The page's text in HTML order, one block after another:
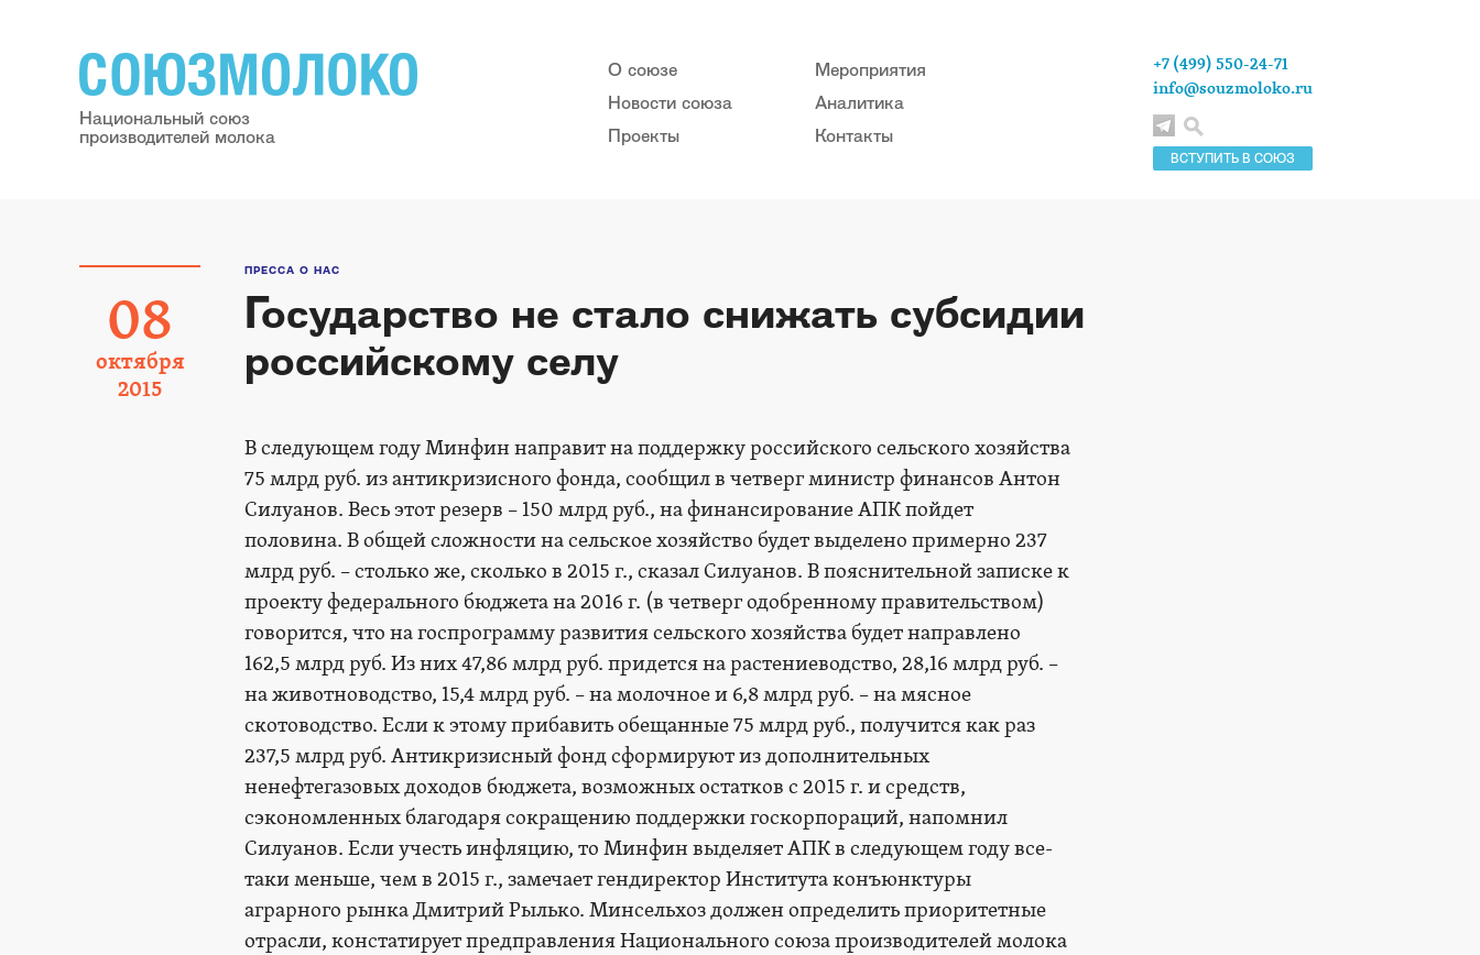
Национальный союз
производителей молока
О союзе
Новости союза
Проекты
Мероприятия
Аналитика
Контакты
ВСТУПИТЬ В СОЮЗ
+7 (499) 550-24-71
info@souzmoloko.ru
08
октября
2015
ПРЕССА О НАС
Государство не стало снижать субсидии
российскому селу
В следующем году Минфин направит на поддержку российского сельского хозяйства
75 млрд руб. из антикризисного фонда, сообщил в четверг министр финансов Антон
Силуанов. Весь этот резерв – 150 млрд руб., на финансирование АПК пойдет
половина. В общей сложности на сельское хозяйство будет выделено примерно 237
млрд руб. – столько же, сколько в 2015 г., сказал Силуанов. В пояснительной записке к
проекту федерального бюджета на 2016 г. (в четверг одобренному правительством)
говорится, что на госпрограмму развития сельского хозяйства будет направлено
162,5 млрд руб. Из них 47,86 млрд руб. придется на растениеводство, 28,16 млрд руб. –
на животноводство, 15,4 млрд руб. – на молочное и 6,8 млрд руб. – на мясное
скотоводство. Если к этому прибавить обещанные 75 млрд руб., получится как раз
237,5 млрд руб. Антикризисный фонд сформируют из дополнительных
ненефтегазовых доходов бюджета, возможных остатков с 2015 г. и средств,
сэкономленных благодаря сокращению поддержки госкорпораций, напомнил
Силуанов. Если учесть инфляцию, то Минфин выделяет АПК в следующем году все-
таки меньше, чем в 2015 г., замечает гендиректор Института конъюнктуры
аграрного рынка Дмитрий Рылько. Минсельхоз должен определить приоритетные
отрасли, констатирует предправления Национального союза производителей молока